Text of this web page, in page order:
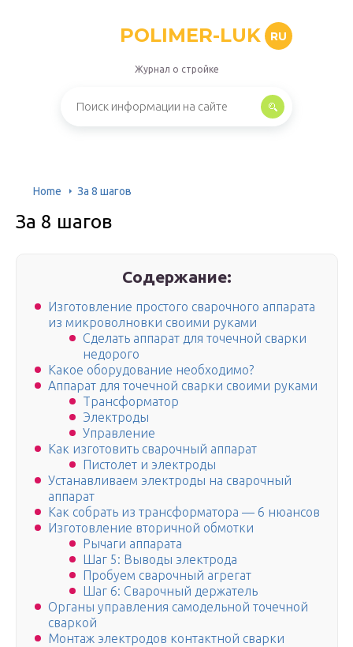
POLIMER-LUK RU
Журнал о стройке
Home За 8 шагов
За 8 шагов
Содержание:
Изготовление простого сварочного аппарата
из микроволновки своими руками
Сделать аппарат для точечной сварки
недорого
Какое оборудование необходимо?
Аппарат для точечной сварки своими руками
Трансформатор
Электроды
Управление
Как изготовить сварочный аппарат
Пистолет и электроды
Устанавливаем электроды на сварочный
аппарат
Как собрать из трансформатора — 6 нюансов
Изготовление вторичной обмотки
Рычаги аппарата
Шаг 5: Выводы электрода
Пробуем сварочный агрегат
Шаг 6: Сварочный держатель
Органы управления самодельной точечной
сваркой
Монтаж электродов контактной сварки